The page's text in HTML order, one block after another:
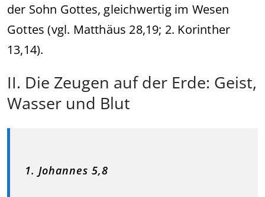
der Sohn Gottes, gleichwertig im Wesen
Gottes (vgl. Matthäus 28,19; 2. Korinther
13,14).
II. Die Zeugen auf der Erde: Geist,
Wasser und Blut
1. Johannes 5,8